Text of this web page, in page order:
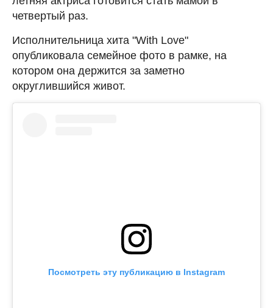
четвертый раз.
Исполнительница хита "With Love"
опубликовала семейное фото в рамке, на
котором она держится за заметно
округлившийся живот.
Посмотреть эту публикацию в Instagram